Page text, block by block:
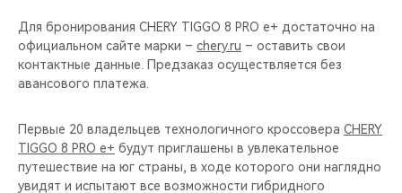
Для бронирования CHERY TIGGO 8 PRO e+ достаточно на
официальном сайте марки – chery.ru – оставить свои
контактные данные. Предзаказ осуществляется без
авансового платежа.
Первые 20 владельцев технологичного кроссовера CHERY
TIGGO 8 PRO e+ будут приглашены в увлекательное
путешествие на юг страны, в ходе которого они наглядно
увидят и испытают все возможности гибридного